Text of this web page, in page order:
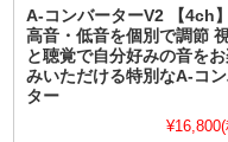
A-コンバーターV2 【4ch
高音・低音を個別で調節
と聴覚で自分好みの音を
みいただける特別なA-コ
ター
¥16,800